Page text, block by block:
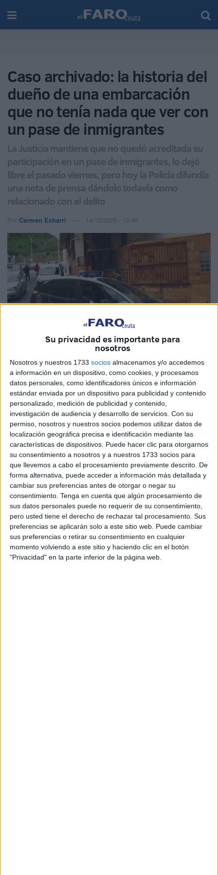
Su privacidad es importante para
nosotros
Nosotros y nuestros 1733 socios almacenamos y/o accedemos
a información en un dispositivo, como cookies, y procesamos
datos personales, como identificadores únicos e información
estándar enviada por un dispositivo para publicidad y contenido
personalizado, medición de publicidad y contenido,
investigación de audiencia y desarrollo de servicios. Con su
permiso, nosotros y nuestros socios podemos utilizar datos de
localización geográfica precisa e identificación mediante las
características de dispositivos. Puede hacer clic para otorgarnos
su consentimiento a nosotros y a nuestros 1733 socios para
que llevemos a cabo el procesamiento previamente descrito. De
forma alternativa, puede acceder a información más detallada y
cambiar sus preferencias antes de otorgar o negar su
consentimiento. Tenga en cuenta que algún procesamiento de
sus datos personales puede no requerir de su consentimiento,
pero usted tiene el derecho de rechazar tal procesamiento. Sus
preferencias se aplicarán solo a este sitio web. Puede cambiar
sus preferencias o retirar su consentimiento en cualquier
momento volviendo a este sitio y haciendo clic en el botón
"Privacidad" en la parte inferior de la página web.
Caso archivado: la historia del
dueño de una embarcación
que no tenía nada que ver con
un pase de inmigrantes
La Justicia mantiene que no quedó acreditada su
participación en un pase de inmigrantes, lo dejó
libre el pasado viernes, pero hoy la Policía difundía
una nota de prensa dándolo todavía como
relacionado con el delito
Por Carmen Echarri 14/10/2025 - 12:48
Imagen de archivo
Archivado. No tiene absolutamente nada que ver con un
delito de tráfico de personas. Esa ha sido la decisión
adoptada por elJuzgado de Instrucción número 3 de
Ceuta, plasmada además en una sentencia notificada este
pasado viernes aldueño de una embarcaciónque
estaba atracada en el puerto deportivo.
El mismodueñoa quien se le devolvió su propiedad
náutica tras ser intervenida policialmente y que hoy se ha
desayunado con una nota de prensa de la Jefatura
Superior en la que se le sigue dandocomo detenido e
en un delito de pase de inmigrantes al haber